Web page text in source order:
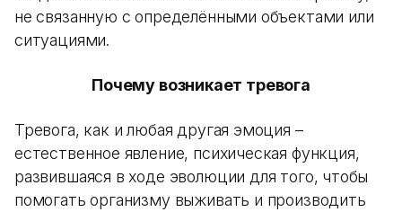
не связанную с определёнными объектами или
ситуациями.
Почему возникает тревога
Тревога, как и любая другая эмоция –
естественное явление, психическая функция,
развившаяся в ходе эволюции для того, чтобы
помогать организму выживать и производить